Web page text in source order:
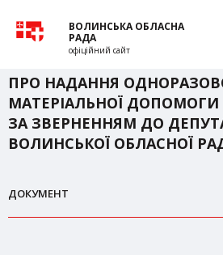
ВОЛИНСЬКА ОБЛАСНА
РАДА
офіційний сайт
ПРО НАДАННЯ
МАТЕРІАЛЬНОЇ
ЗА ЗВЕРНЕННЯМ ДО
ВОЛИНСЬКОЇ ОБЛАСНОЇ
ДОКУМЕНТ